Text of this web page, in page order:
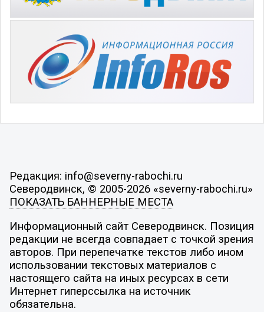
Редакция: info@severny-rabochi.ru
Северодвинск, © 2005-2026 «severny-rabochi.ru»
ПОКАЗАТЬ БАННЕРНЫЕ МЕСТА
Информационный сайт Северодвинск. Позиция
редакции не всегда совпадает с точкой зрения
авторов. При перепечатке текстов либо ином
использовании текстовых материалов с
настоящего сайта на иных ресурсах в сети
Интернет гиперссылка на источник
обязательна.